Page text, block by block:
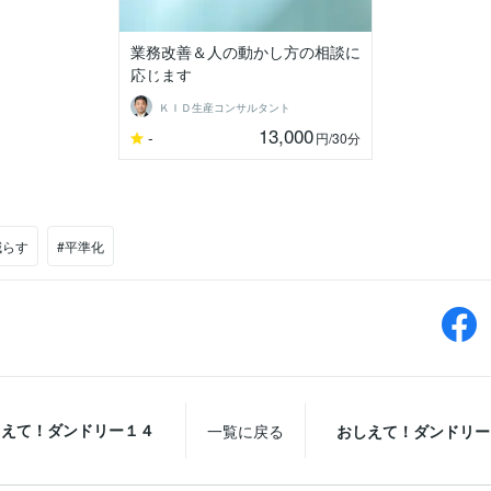
業務改善＆人の動かし方の相談に
応じます
ＫＩＤ生産コンサルタント
- 13,000円/30分
す #平準化
て！ダンドリー１４ 一覧に戻る おしえて！ダンドリ